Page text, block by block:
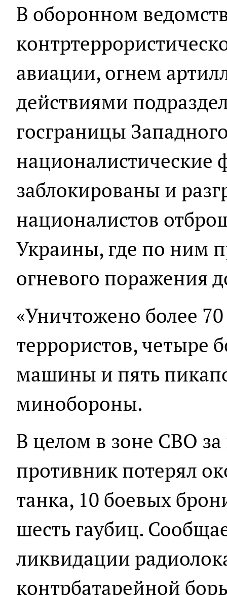
В оборонном
авиации, огнем
действиями
госграницы
заблокированы и
националистов
Украины, где по ним
огневого поражения
«Уничтожено более
террористов, четыре
машины и пять
минобороны.
В целом в зоне СВО
противник потерял
танка, 10 боевых
шесть гаубиц.
ликвидации
контрбатарейной